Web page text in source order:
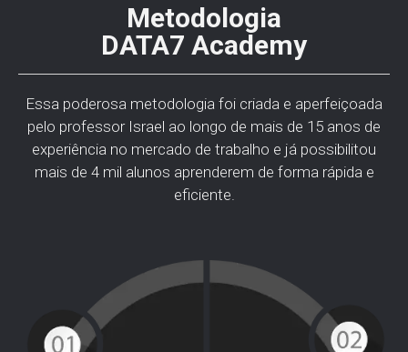
Metodologia
DATA7 Academy
Essa poderosa metodologia foi criada e aperfeiçoada
pelo professor Israel ao longo de mais de 15 anos de
experiência no mercado de trabalho e já possibilitou
mais de 4 mil alunos aprenderem de forma rápida e
eficiente.